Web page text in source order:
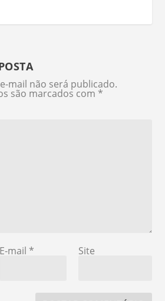
mail não será publicado.
são marcados com *
E-mail * Site